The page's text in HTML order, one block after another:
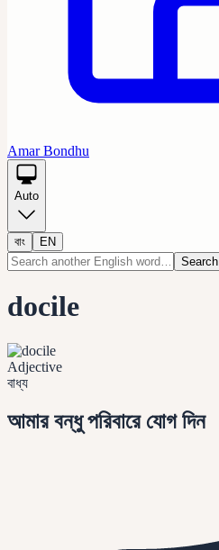
Amar Bondhu
Auto
বাং
EN
Search
docile
Adjective
বাধ্য
আমার বন্ধু পরিবারে যোগ দিন